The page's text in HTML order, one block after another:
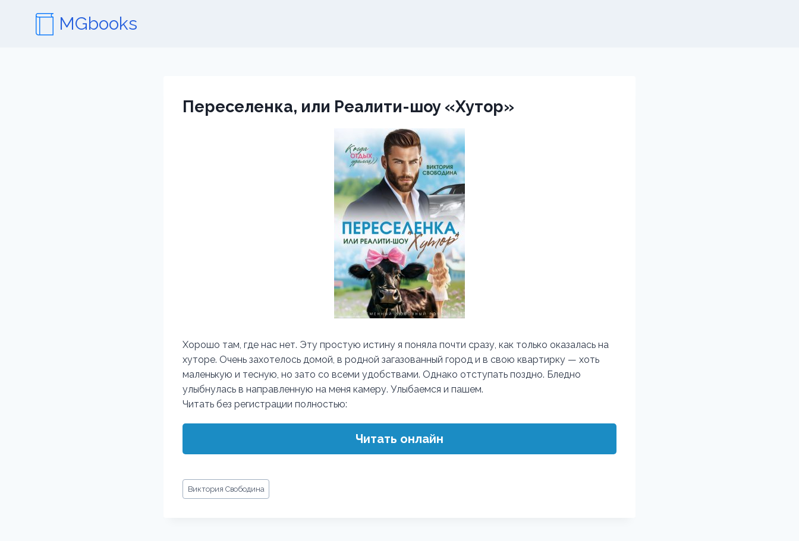
содержимому
MGbooks
Переселенка, или Реалити-шоу «Хутор»
Хорошо там, где нас нет. Эту простую истину я поняла почти сразу, как только оказалась на
хуторе. Очень захотелось домой, в родной загазованный город и в свою квартирку — хоть
маленькую и тесную, но зато со всеми удобствами. Однако отступать поздно. Бледно
улыбнулась в направленную на меня камеру. Улыбаемся и пашем.
Читать без регистрации полностью:
Читать онлайн
Метки
записи:
Виктория Свободина